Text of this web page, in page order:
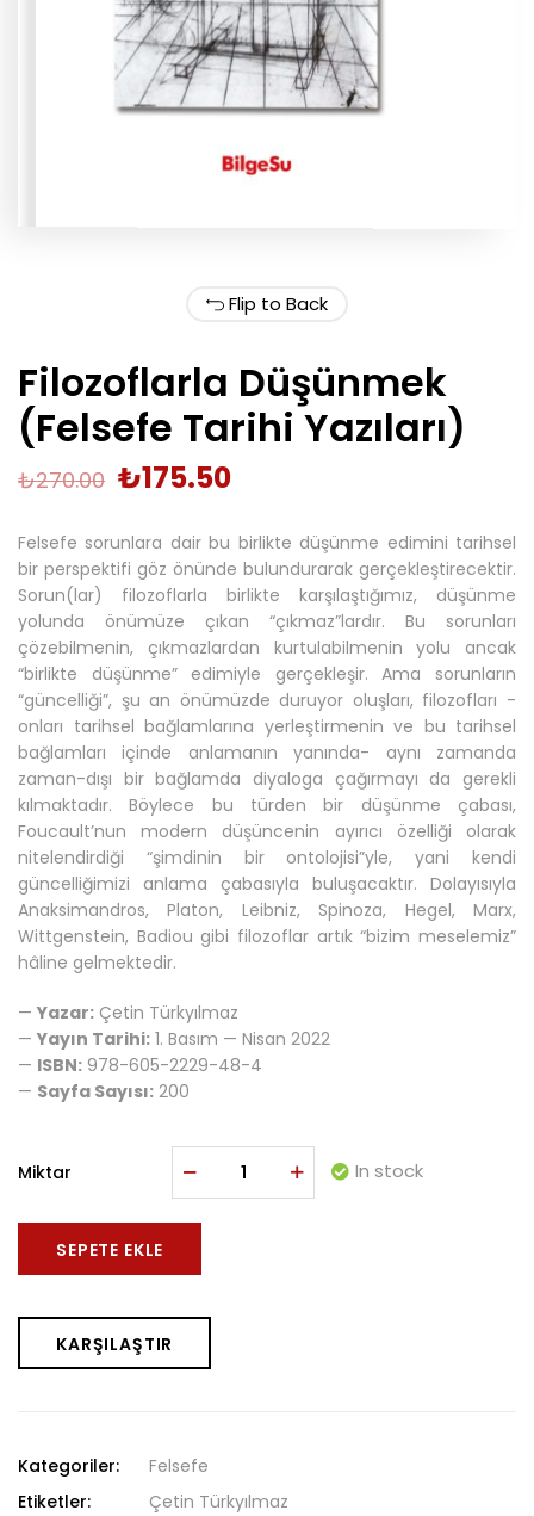
Flip to Back
Filozoflarla Düşünmek
(Felsefe Tarihi Yazıları)
₺270.00 ₺175.50
Felsefe sorunlara dair bu birlikte düşünme edimini tarihsel
bir perspektifi göz önünde bulundurarak gerçekleştirecektir.
Sorun(lar) filozoflarla birlikte karşılaştığımız, düşünme
yolunda önümüze çıkan “çıkmaz”lardır. Bu sorunları
çözebilmenin, çıkmazlardan kurtulabilmenin yolu ancak
“birlikte düşünme” edimiyle gerçekleşir. Ama sorunların
“güncelliği”, şu an önümüzde duruyor oluşları, filozofları -
onları tarihsel bağlamlarına yerleştirmenin ve bu tarihsel
bağlamları içinde anlamanın yanında- aynı zamanda
zaman-dışı bir bağlamda diyaloga çağırmayı da gerekli
kılmaktadır. Böylece bu türden bir düşünme çabası,
Foucault’nun modern düşüncenin ayırıcı özelliği olarak
nitelendirdiği “şimdinin bir ontolojisi”yle, yani kendi
güncelliğimizi anlama çabasıyla buluşacaktır. Dolayısıyla
Anaksimandros, Platon, Leibniz, Spinoza, Hegel, Marx,
Wittgenstein, Badiou gibi filozoflar artık “bizim meselemiz”
hâline gelmektedir.
— Yazar: Çetin Türkyılmaz
— Yayın Tarihi: 1. Basım — Nisan 2022
— ISBN: 978-605-2229-48-4
— Sayfa Sayısı: 200
Miktar In stock
SEPETE EKLE
KARŞILAŞTIR
Kategoriler:
Felsefe
Etiketler:
Çetin Türkyılmaz